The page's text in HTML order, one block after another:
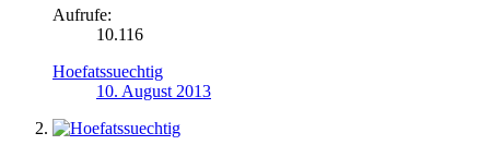
Aufrufe:
10.116
Hoefatssuechtig
10. August 2013